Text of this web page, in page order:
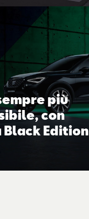
più
con
Black Edition
al mese